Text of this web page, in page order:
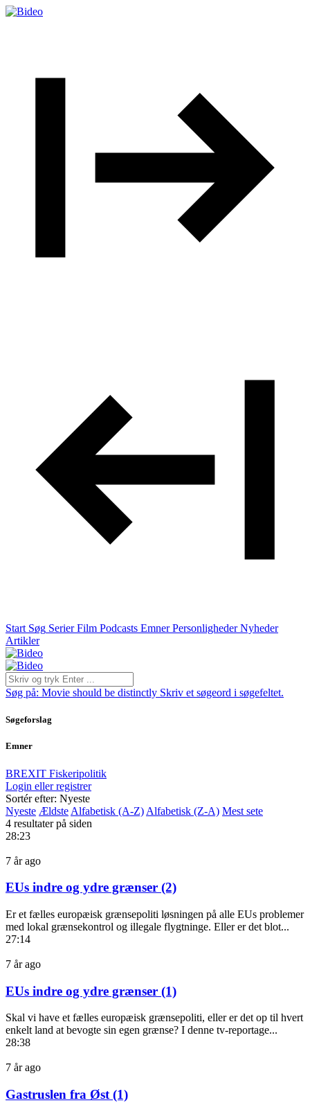
Start Søg Serier Film Podcasts Emner Personligheder Nyheder
Artikler
Søg på: Movie should be distinctly Skriv et søgeord i søgefeltet.
Søgeforslag
Emner
BREXIT Fiskeripolitik
Login eller registrer
Sortér efter: Nyeste
Nyeste Ældste Alfabetisk (A-Z) Alfabetisk (Z-A) Mest sete
4 resultater på siden
28:23
7 år ago
EUs indre og ydre grænser (2)
Er et fælles europæisk grænsepoliti løsningen på alle EUs problemer
med lokal grænsekontrol og illegale flygtninge. Eller er det blot...
27:14
7 år ago
EUs indre og ydre grænser (1)
Skal vi have et fælles europæisk grænsepoliti, eller er det op til hvert
enkelt land at bevogte sin egen grænse? I denne tv-reportage...
28:38
7 år ago
Gastruslen fra Øst (1)